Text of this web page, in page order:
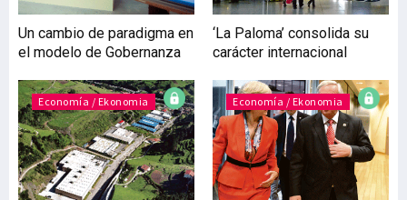
Un cambio de paradigma en
el modelo de Gobernanza
‘La Paloma’ consolida su
carácter internacional
Economía / Ekonomia Economía / Ekonomia